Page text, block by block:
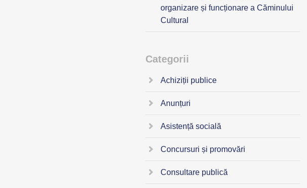
organizare și funcționare a Căminului
Cultural
Categorii
Achiziții publice
Anunțuri
Asistență socială
Concursuri și promovări
Consultare publică